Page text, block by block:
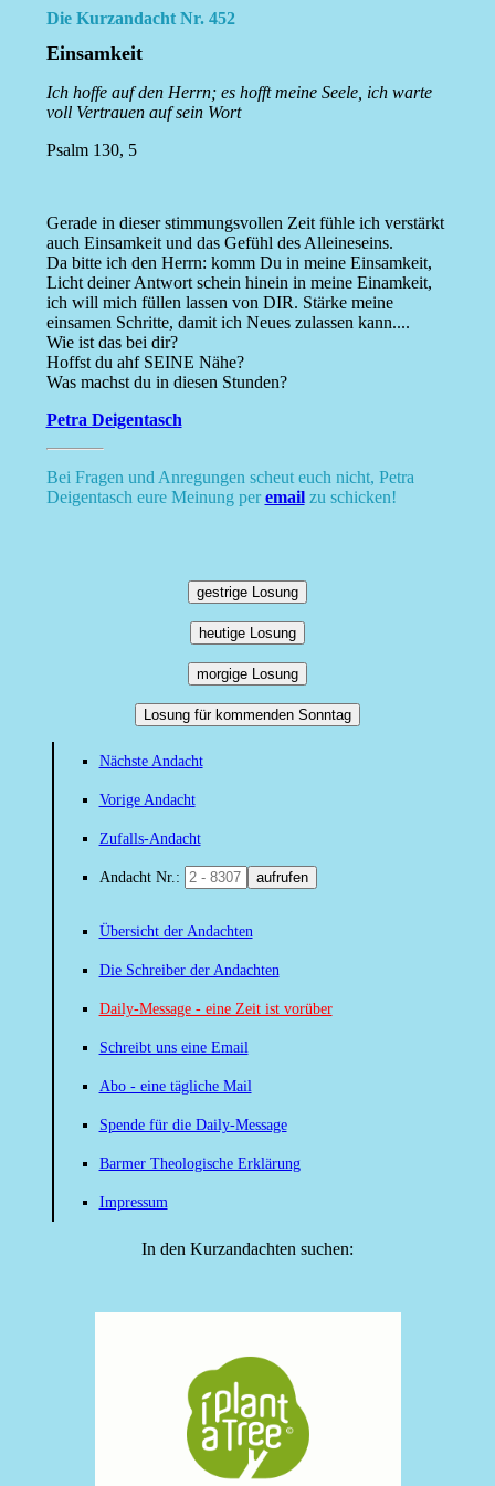
Die Kurzandacht Nr. 452
Einsamkeit
Ich hoffe auf den Herrn; es hofft meine Seele, ich warte
voll Vertrauen auf sein Wort
Psalm 130, 5
Gerade in dieser stimmungsvollen Zeit fühle ich verstärkt
auch Einsamkeit und das Gefühl des Alleineseins.
Da bitte ich den Herrn: komm Du in meine Einsamkeit,
Licht deiner Antwort schein hinein in meine Einamkeit,
ich will mich füllen lassen von DIR. Stärke meine
einsamen Schritte, damit ich Neues zulassen kann....
Wie ist das bei dir?
Hoffst du ahf SEINE Nähe?
Was machst du in diesen Stunden?
Petra Deigentasch
Bei Fragen und Anregungen scheut euch nicht, Petra
Deigentasch eure Meinung peremailzu schicken!
gestrige Losung
heutige Losung
morgige Losung
Losung für kommenden Sonntag
Nächste Andacht
Vorige Andacht
Zufalls-Andacht
Andacht Nr.: aufrufen
Übersicht der Andachten
Die Schreiber der Andachten
Daily-Message - eine Zeit ist vorüber
Schreibt uns eine Email
Abo - eine tägliche Mail
Spende für die Daily-Message
Barmer Theologische Erklärung
Impressum
In den Kurzandachten suchen: